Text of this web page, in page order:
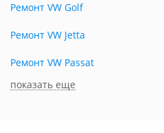
Ремонт VW Golf
Ремонт VW Jetta
Ремонт VW Passat
показать еще